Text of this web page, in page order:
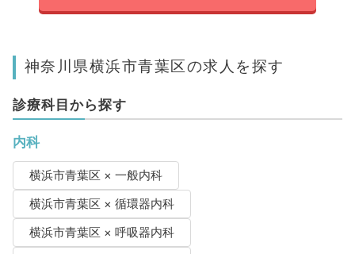
神奈川県横浜市青葉区の求人を探す
診療科目から探す
内科
横浜市青葉区 × 一般内科
横浜市青葉区 × 循環器内科
横浜市青葉区 × 呼吸器内科